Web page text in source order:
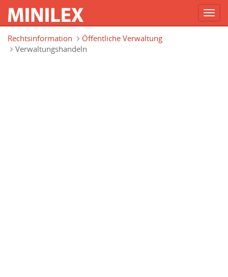
Rechtsinformation
Öffentliche Verwaltung
Verwaltungshandeln